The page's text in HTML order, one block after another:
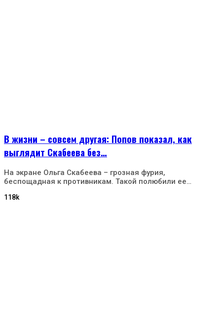
В жизни – совсем другая: Попов показал, как
выглядит Скабеева без…
На экране Ольга Скабеева – грозная фурия,
беспощадная к противникам. Такой полюбили ее…
118k